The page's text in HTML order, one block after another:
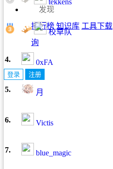
发现
排行榜 知识库 工具下载
询
登录 注册
tekkens
校草队
4. 0xFA
5. 月
6. Victis
7. blue_magic